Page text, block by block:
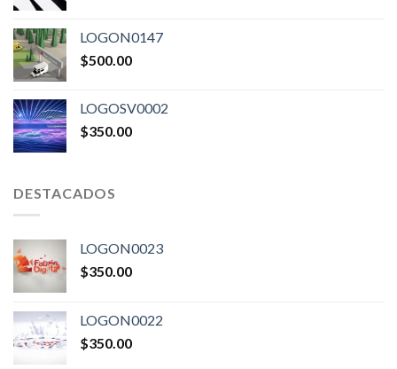
LOGON0147
$500.00
LOGOSV0002
$350.00
DESTACADOS
LOGON0023
$350.00
LOGON0022
$350.00